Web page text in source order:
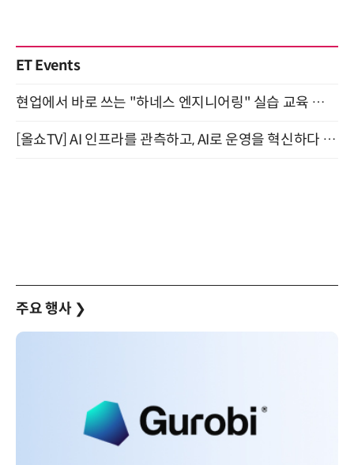
ET Events
현업에서 바로 쓰는 "하네스 엔지니어링" 실습 교육 워크숍 8월 20일 개최
[올쇼TV] AI 인프라를 관측하고, AI로 운영을 혁신하다 (8월 11일 생방송)
주요 행사 ❯